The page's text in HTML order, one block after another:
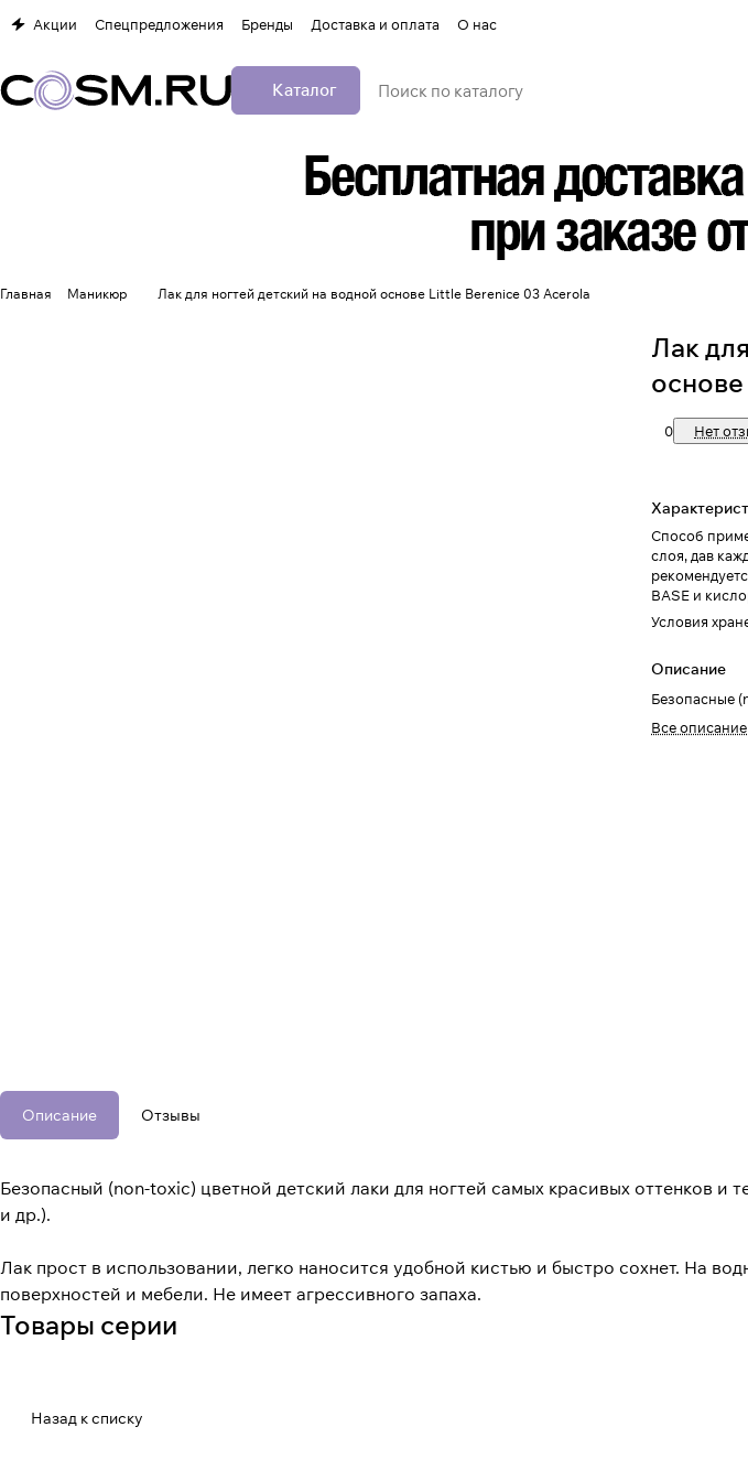
Акции Спецпредложения Бренды Доставка и оплата О нас
Каталог
Главная Маникюр Лак для ногтей детский на водной основе Little Berenice 03 Acerola
Лак
0 Нет
Способ
слоя, дав
BASE и
Условия
Описание
Безопасные
Все описание
Описание Отзывы
Безопасный (non-toxic) цветной детский лаки для ногтей самых красивых оттенков
и др.).
Лак прост в использовании, легко наносится удобной кистью и быстро сохнет. На
поверхностей и мебели. Не имеет агрессивного запаха.
Товары серии
Назад к списку